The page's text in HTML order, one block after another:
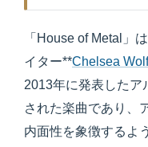
「House of Metal」
イター**Chelsea
2013年に発表したア
された楽曲であり、
内面性を象徴するよ